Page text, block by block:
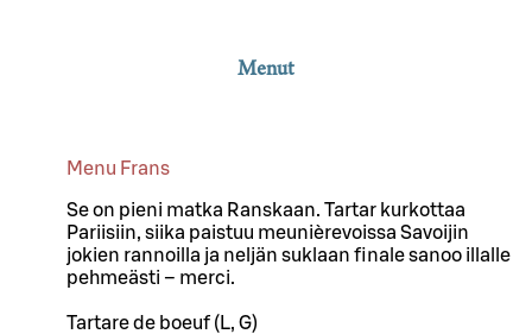
Menut
Menu Frans
Se on pieni matka Ranskaan. Tartar kurkottaa
Pariisiin, siika paistuu meunièrevoissa Savoijin
jokien rannoilla ja neljän suklaan finale sanoo illalle
pehmeästi – merci.
Tartare de boeuf (L, G)